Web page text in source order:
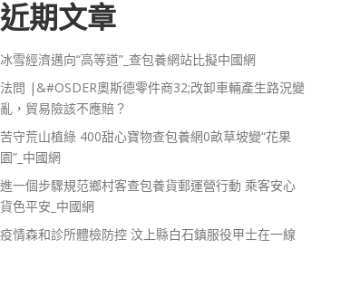
近期文章
冰雪經濟邁向“高等道”_查包養網站比擬中國網
法問 |&#OSDER奧斯德零件商32;改卸車輛產生路況變
亂，貿易險該不應賠？
苦守荒山植綠 400甜心寶物查包養網0畝草坡變“花果
園”_中國網
進一個步驟規范鄉村客查包養貨郵運營行動 乘客安心
貨色平安_中國網
疫情森和診所體檢防控 汶上縣白石鎮服役甲士在一線